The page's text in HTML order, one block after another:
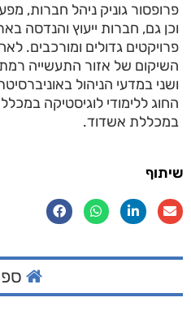
פרופסור גוניק ניהל חברות,
וכן גם, חברות ייעוץ והנדסה
פרויקטים גדולים ומורכבים.
השיקום של אזור התעשייה
ושני במדעי הניהול
החוג ללימודי לוגיסטיקה
במכללת אשדוד.
שיתוף